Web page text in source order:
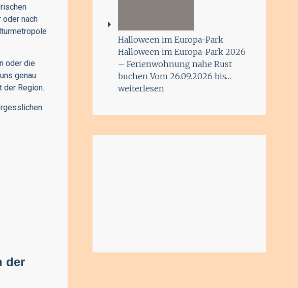
oder nach
oder die
genau
der Region.
der
Halloween im Europa-Park
Halloween im Europa-Park 2026
– Ferienwohnung nahe Rust
buchen Vom 26.09.2026 bis…
weiterlesen